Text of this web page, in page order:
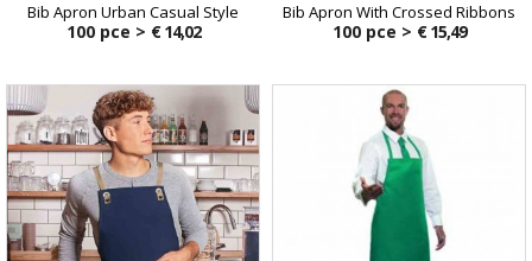
Bib Apron Urban Casual Style
100 pce > € 14,02
Bib Apron With Crossed Ribbons
100 pce > € 15,49